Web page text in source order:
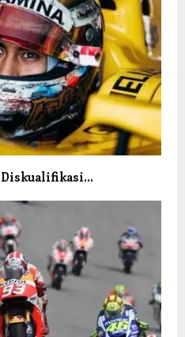
Diskualifikasi…